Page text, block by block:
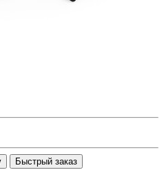
Быстрый заказ